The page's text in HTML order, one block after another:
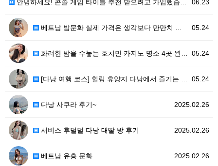
06.23
안녕하세요! 콘솔 게임 타이틀 추천 받으려고 가입했습니…
05.24
베트남 밤문화 실제 가격은 생각보다 만만치 않아요!
05.24
화려한 밤을 수놓는 호치민 카지노 명소 4곳 완벽 가이…
05.24
[다낭 여행 코스] 힐링 휴양지 다낭에서 즐기는 명품 …
2025.02.26
다낭 사쿠라 후기~
2025.02.26
서비스 후덜덜 다낭 대딸 방 후기
2025.02.26
베트남 유흥 문화